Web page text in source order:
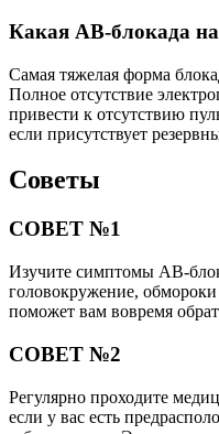
Какая АВ-блокада
Самая тяжелая форма
Полное отсутствие
привести к отсутствию
если присутствует
Советы
СОВЕТ №1
Изучите симптомы АВ-
головокружение,
поможет вам вовремя
СОВЕТ №2
Регулярно проходите
если у вас есть